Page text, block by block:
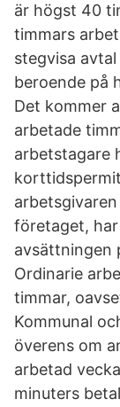
är högst 40
timmars
stegvisa
beroende på
Det kommer
arbetade
arbetstagare
företaget,
avsättningen
Ordinarie
timmar,
Kommunal
överens om
arbetad
minuters